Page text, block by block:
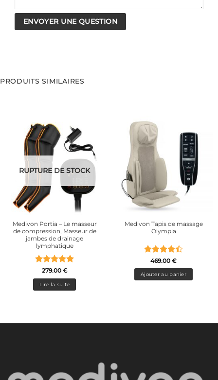
PRODUITS SIMILAIRES
RUPTURE DE STOCK
Medivon Portia – Le masseur
de compression, Masseur de
jambes de drainage
lymphatique
Note5sur
5
279.00 €
Lire la suite
Medivon Tapis de massage
Olympia
Note4.4
sur 5
469.00 €
Ajouter au panier